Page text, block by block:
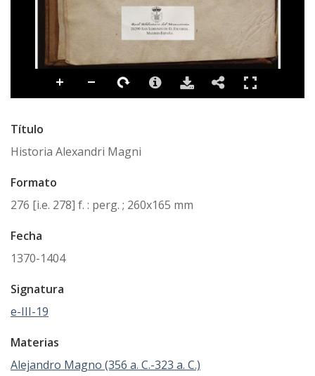
Título
Historia Alexandri Magni
Formato
276 [i.e. 278] f. : perg. ; 260x165 mm
Fecha
1370-1404
Signatura
e-III-19
Materias
Alejandro Magno (356 a. C.-323 a. C.)